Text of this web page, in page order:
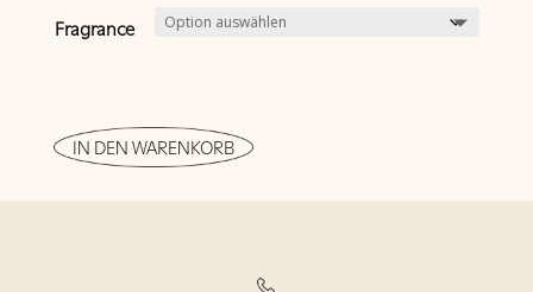
Fragrance
IN DEN WARENKORB